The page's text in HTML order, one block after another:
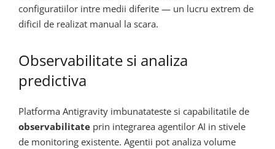
configuratiilor intre medii diferite — un lucru extrem de
dificil de realizat manual la scara.
Observabilitate si analiza
predictiva
Platforma Antigravity imbunatateste si capabilitatile de
observabilitate prin integrarea agentilor AI in stivele
de monitoring existente. Agentii pot analiza volume